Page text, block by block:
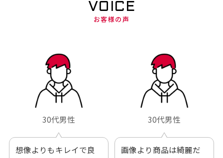
VOICE
お客様の声
30代男性
想像よりもキレイで良
30代男性
画像より商品は綺麗だ